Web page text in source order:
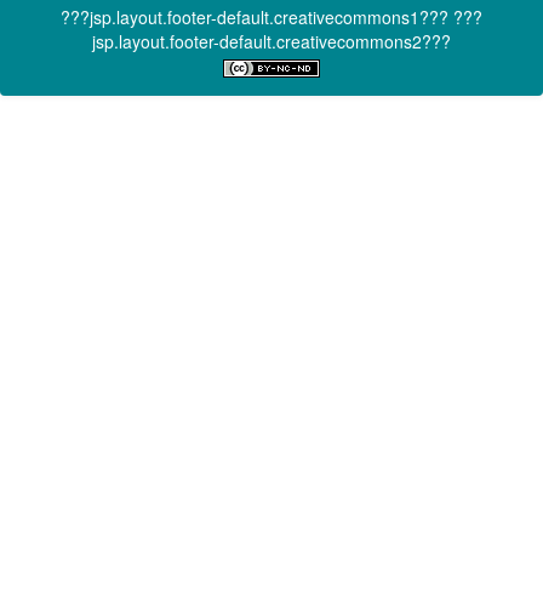
???jsp.layout.footer-default.creativecommons1??? ???
jsp.layout.footer-default.creativecommons2???